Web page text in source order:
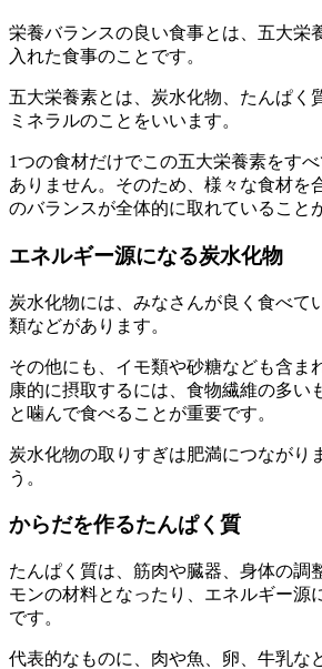
栄養バランスの良い食事とは、五大栄
入れた食事のことです。
五大栄養素とは、炭水化物、たんぱく
ミネラルのことをいいます。
1つの食材だけでこの五大栄養素をす
ありません。そのため、様々な食材を
のバランスが全体的に取れていること
エネルギー源になる炭水化物
炭水化物には、みなさんが良く食べて
類などがあります。
その他にも、イモ類や砂糖なども含ま
康的に摂取するには、食物繊維の多い
と噛んで食べることが重要です。
炭水化物の取りすぎは肥満につながり
う。
からだを作るたんぱく質
たんぱく質は、筋肉や臓器、身体の調
モンの材料となったり、エネルギー源
です。
代表的なものに、肉や魚、卵、牛乳な